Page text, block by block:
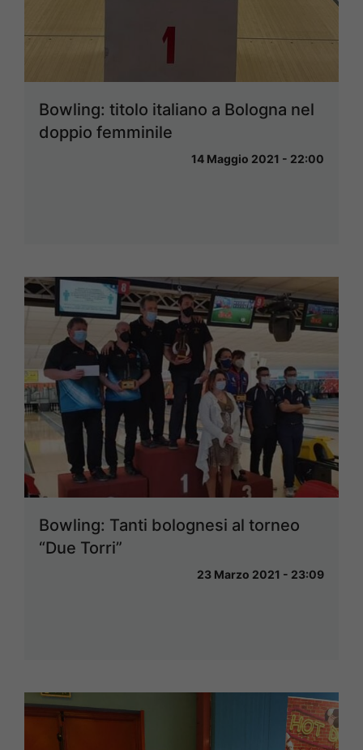
Bowling: titolo italiano a Bologna nel
doppio femminile
14 Maggio 2021 - 22:00
Bowling: Tanti bolognesi al torneo
“Due Torri”
23 Marzo 2021 - 23:09